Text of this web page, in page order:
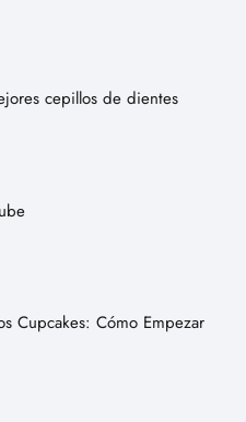
cepillos de dientes
Cupcakes: Cómo Empezar